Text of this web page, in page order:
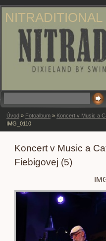
NITRADITIONAL
Úvod » Fotoalbum » Koncert v Music a
IMG_0110
Koncert v Music a
Fiebigovej (5)